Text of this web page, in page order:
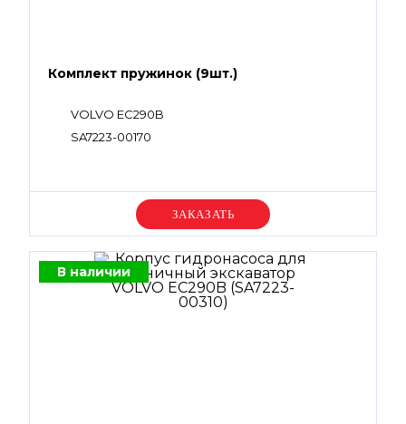
Комплект пружинок (9шт.)
VOLVO EC290B
SA7223-00170
Уточняйте цену
В наличии